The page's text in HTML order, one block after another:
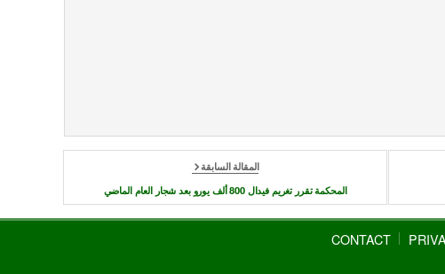
المقالة السابقة
المحكمة تقرر تغريم فيدال 800 ألف يورو بعد شجار العام الماضي
CONTACT